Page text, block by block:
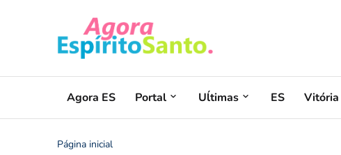
Agora ES Portal Uĺtimas ES Vitória
Página inicial